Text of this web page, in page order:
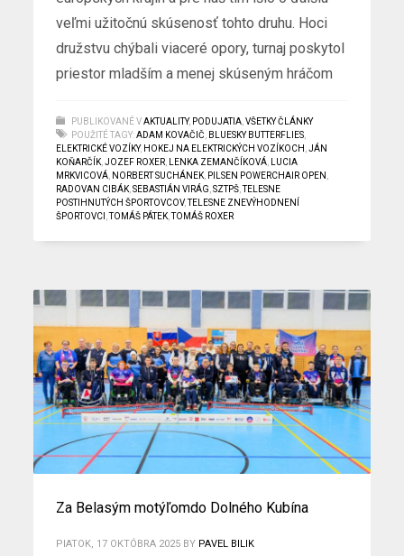
veľmi užitočnú skúsenosť tohto druhu. Hoci
družstvu chýbali viaceré opory, turnaj poskytol
priestor mladším a menej skúseným hráčom
PUBLIKOVANÉ V AKTUALITY, PODUJATIA ,VŠETKY ČLÁNKY
POUŽITÉ TAGY: ADAM KOVAČIČ BLUESKY BUTTERFLIES
ELEKTRICKÉ VOZÍKY, HOKEJ NA ELEKTRICKÝCH VOZÍKOCH ,JÁN
KOŇARČÍK ,JOZEF ROXER LENKA ZEMANČÍKOVÁ
LUCIA
MRKVICOVÁ NORBERT SUCHÁNEK PILSEN POWERCHAIR OPEN
RADOVAN CIBÁK ,SEBASTIÁN VIRÁG ,SZTPŠ ,TELESNE
POSTIHNUTÝCH ŠPORTOVCOV,TELESNE ZNEVÝHODNENÍ
ŠPORTOVCI ,TOMÁŠ PÁTEK ,TOMÁŠ ROXER
Za Belasým motýľomdo Dolného Kubína
PIATOK, 17 OKTÓBRA 2025 BY PAVEL BILIK